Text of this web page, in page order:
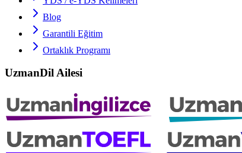
Blog
Garantili Eğitim
Ortaklık Programı
UzmanDil Ailesi